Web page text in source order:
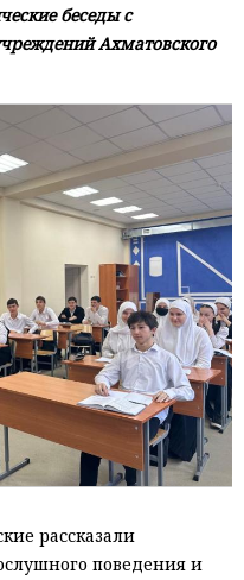
беседы с
Ахматовского
рассказали
поведения и